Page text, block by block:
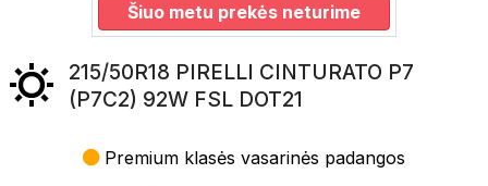
Šiuo metu prekės neturime
215/50R18 PIRELLI CINTURATO P7
(P7C2) 92W FSL DOT21
Premium klasės vasarinės padangos